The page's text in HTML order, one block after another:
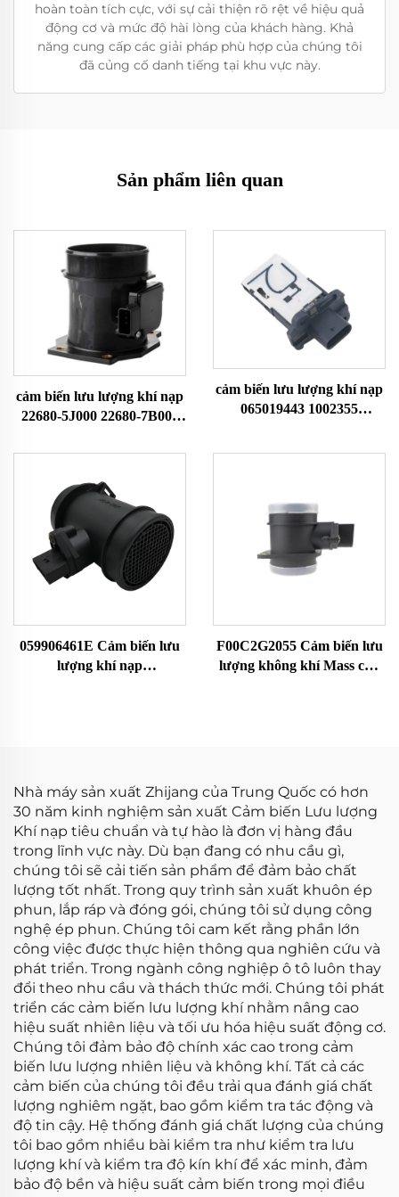
hoàn toàn tích cực, với sự cải thiện rõ rệt về hiệu quả
động cơ và mức độ hài lòng của khách hàng. Khả
năng cung cấp các giải pháp phù hợp của chúng tôi
đã củng cố danh tiếng tại khu vực này.
Sản phẩm liên quan
cảm biến lưu lượng khí nạp
22680-5J000 22680-7B000
79021081 dành cho Nissan
lưu lượng không khí
cảm biến lưu lượng khí nạp
065019443 1002355
059906461E Cảm biến lưu
lượng khí nạp
F00C2G2055 Cảm biến lưu
lượng không khí Mass cho
Nhà máy sản xuất Zhijang của Trung Quốc có hơn
30 năm kinh nghiệm sản xuất Cảm biến Lưu lượng
Khí nạp tiêu chuẩn và tự hào là đơn vị hàng đầu
trong lĩnh vực này. Dù bạn đang có nhu cầu gì,
chúng tôi sẽ cải tiến sản phẩm để đảm bảo chất
lượng tốt nhất. Trong quy trình sản xuất khuôn ép
phun, lắp ráp và đóng gói, chúng tôi sử dụng công
nghệ ép phun. Chúng tôi cam kết rằng phần lớn
công việc được thực hiện thông qua nghiên cứu và
phát triển. Trong ngành công nghiệp ô tô luôn thay
đổi theo nhu cầu và thách thức mới. Chúng tôi phát
triển các cảm biến lưu lượng khí nhằm nâng cao
hiệu suất nhiên liệu và tối ưu hóa hiệu suất động cơ.
Chúng tôi đảm bảo độ chính xác cao trong cảm
biến lưu lượng nhiên liệu và không khí. Tất cả các
cảm biến của chúng tôi đều trải qua đánh giá chất
lượng nghiêm ngặt, bao gồm kiểm tra tác động và
độ tin cậy. Hệ thống đánh giá chất lượng của chúng
tôi bao gồm nhiều bài kiểm tra như kiểm tra lưu
lượng khí và kiểm tra độ kín khí để xác minh, đảm
bảo độ bền và hiệu suất cảm biến trong mọi điều